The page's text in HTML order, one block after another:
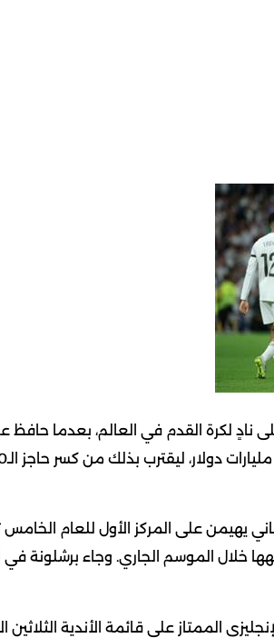
نادٍ لكرة القدم في العالم، بعدما